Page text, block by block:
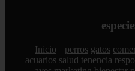
Inicio perros gatos
acuarios salud tenencia